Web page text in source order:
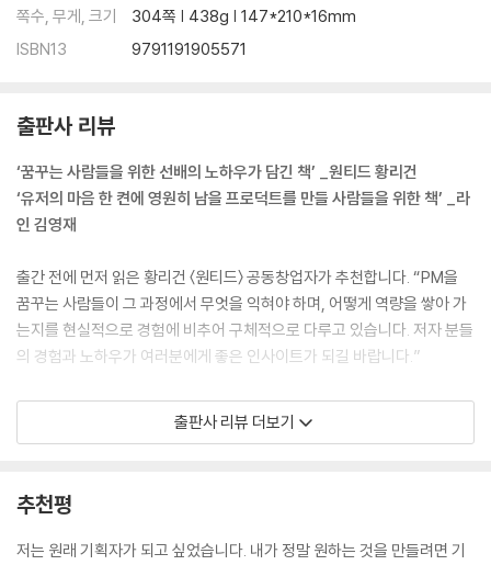
__감과 직관이 아니라 현장과 데이터로
__정말 해야 할까요?
__‘프로덕트 떼루아’를 아시나요?
__어떤 와인을 만들고 싶은가?
__와인의 활용 가치를 고민하는가?
__간편결제사의 ‘선불’ 포도를 활용한 와인 만들기
__‘선불’ 포도로 만든 와인 맛 비교
09 “Why”라고 자문하라
__PM은 끝없는 Why를 찾는 여정
__제품의 이해 : 제품은 ‘왜’ 있어야 할까요?
__PM의 이해 : PM은 ‘왜’ 있어야 할까요?
쪽수, 무게, 크기
304쪽 | 438g | 147*210*16mm
ISBN13
9791191905571
출판사 리뷰
‘꿈꾸는 사람들을 위한 선배의 노하우가 담긴 책’ _원티드 황리건
‘유저의 마음 한 켠에 영원히 남을 프로덕트를 만들 사람들을 위한 책’ _라
인 김영재
출간 전에 먼저 읽은 황리건 〈원티드〉 공동창업자가 추천합니다. “PM을
꿈꾸는 사람들이 그 과정에서 무엇을 익혀야 하며, 어떻게 역량을 쌓아 가
는지를 현실적으로 경험에 비추어 구체적으로 다루고 있습니다. 저자 분들
의 경험과 노하우가 여러분에게 좋은 인사이트가 되길 바랍니다.”
김영재 〈LINE〉 기술임원이 추천합니다. “이 책으로 유저의 마음 한 켠에 영
원히 남을 프로덕트를 만들고, 나아가 어느 나라에서든 하나의 문화가 되
쿠O, 야OO, 카카OOOO, 리OO, 크O, 엔OO컴, 라O, 네OO 등 국내 사
례 리얼 수록!
출판사 리뷰 더보기
추천평
저는 원래 기획자가 되고 싶었습니다. 내가 정말 원하는 것을 만들려면 기